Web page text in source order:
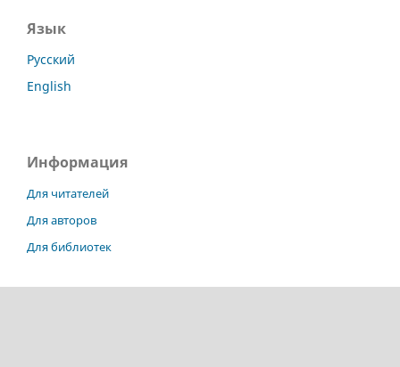
Язык
Русский
English
Информация
Для читателей
Для авторов
Для библиотек